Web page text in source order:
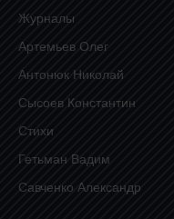
Журналы
Артемьев Олег
Антонюк Николай
Сысоев Константин
Стихи
Гетьман Вадим
Савченко Александр